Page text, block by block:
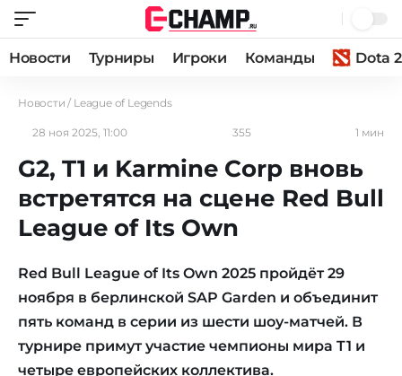
Новости Турниры Игроки Команды Dota 2
Новости / League of Legends
28 ноя 2025, 11:00 355 1 мин
G2, T1 и Karmine Corp вновь
встретятся на сцене Red Bull
League of Its Own
Red Bull League of Its Own 2025 пройдёт 29
ноября в берлинской SAP Garden и объединит
пять команд в серии из шести шоу-матчей. В
турнире примут участие чемпионы мира T1 и
четыре европейских коллектива.